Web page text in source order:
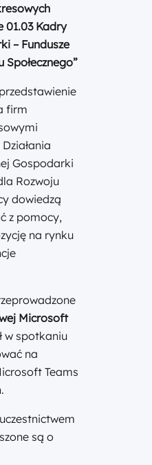
01.03 Kadry
– Fundusze
firm
Gospodarki
Rozwoju
dowiedzą
z pomocy,
na rynku
Microsoft
w spotkaniu
na
Teams
są o